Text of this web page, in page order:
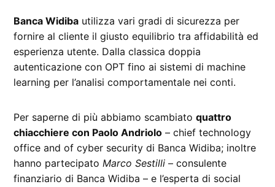
Banca Widiba utilizza vari gradi di sicurezza per
fornire al cliente il giusto equilibrio tra affidabilità ed
esperienza utente. Dalla classica doppia
autenticazione con OPT fino ai sistemi di machine
learning per l’analisi comportamentale nei conti.
Per saperne di più abbiamo scambiatoquattro
chiacchiere con Paolo Andriolo – chief technology
office and of cyber security di Banca Widiba; inoltre
hanno partecipatoMarco Sestilli – consulente
finanziario di Banca Widiba – e l’esperta di social